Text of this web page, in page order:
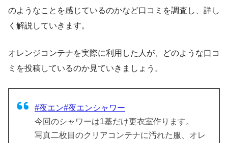
のようなことを感じているのかなど口コミを調査し、詳し
く解説していきます。
オレンジコンテナを実際に利用した人が、どのような口コ
ミを投稿しているのか見ていきましょう。
#夜エン#夜エンシャワー
今回のシャワーは1基だけ更衣室作ります。
写真二枚目のクリアコンテナに汚れた服、オレ